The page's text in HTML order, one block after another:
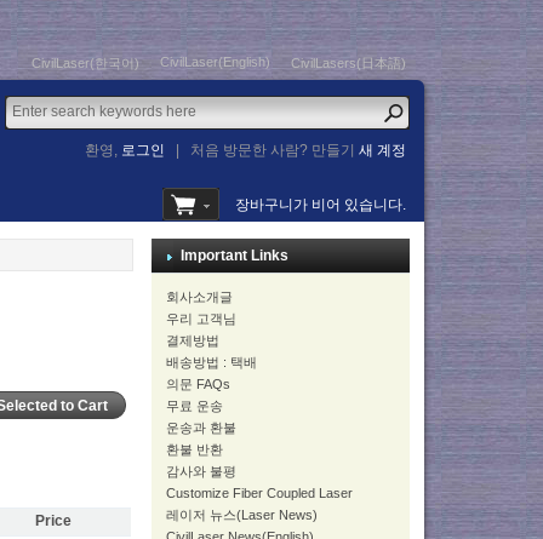
CivilLaser(한국어) CivilLaser(English) CivilLasers(日本語)
환영, 로그인 처음 방문한 사람? 만들기새 계정
장바구니가 비어 있습니다.
Price
Important Links
회사소개글
우리 고객님
결제방법
배송방법 : 택배
의문 FAQs
무료 운송
운송과 환불
환불 반환
감사와 불평
Customize Fiber Coupled Laser
레이저 뉴스(Laser News)